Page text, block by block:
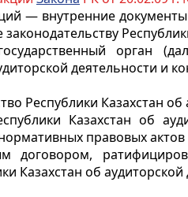
— внутренние
орган
деятельности и
Республики Казахстан
Казахстан об
правовых актов
договором,
Казахстан об